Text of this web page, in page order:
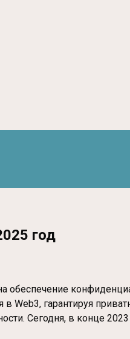
год
обеспечение
Web3, гарантируя
Сегодня, в конце